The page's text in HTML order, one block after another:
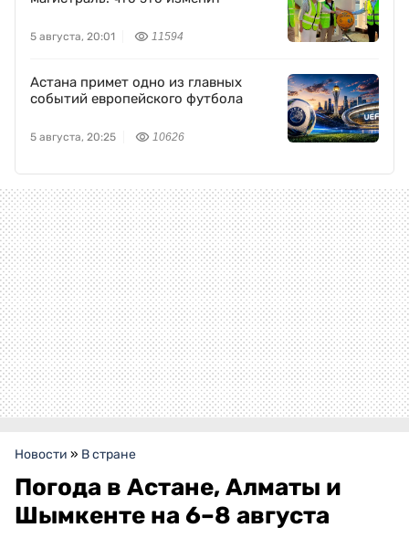
5 августа, 20:01 11594
Астана примет одно из главных
событий европейского футбола
5 августа, 20:25 10626
Новости » В стране
Погода в Астане, Алматы и
Шымкенте на 6–8 августа